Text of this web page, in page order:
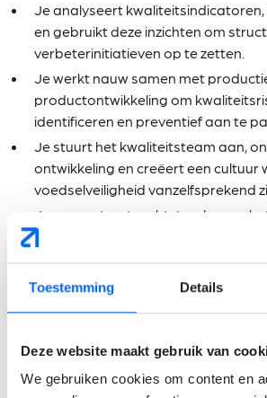
Toestemming Details
Deze website maakt gebruik van
We gebruiken cookies om content en
Je analyseert
en gebruikt deze inzichten om
verbeterinitiatieven op te zetten.
Je werkt nauw samen met
productontwikkeling om
identificeren en preventief aan te
Je stuurt het kwaliteitsteam aan,
ontwikkeling en creëert een cultuur
voedselveiligheid vanzelfsprekend
Je rapporteert rechtstreeks aan
adviseert rond strategische
Wat verwachten
jou?
Je beschikt over een bachelor- of